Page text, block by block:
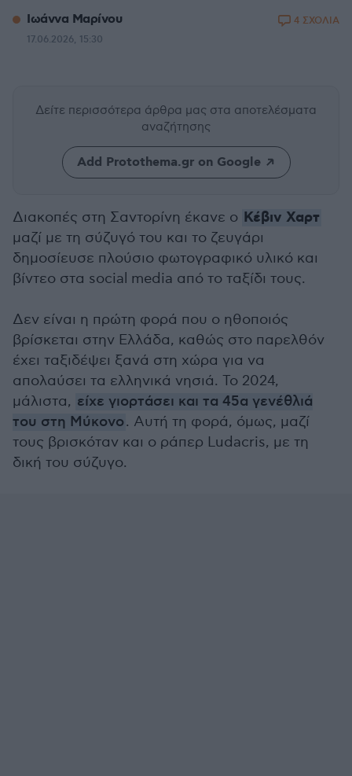
Ιωάννα Μαρίνου
17.06.2026, 15:30
4 ΣΧΟΛΙΑ
Δείτε περισσότερα άρθρα μας στα αποτελέσματα
αναζήτησης
Add Protothema.gr on Google
Διακοπές στη Σαντορίνη έκανε ο Κέβιν Χαρτ
μαζί με τη σύζυγό του και το ζευγάρι
δημοσίευσε πλούσιο φωτογραφικό υλικό και
βίντεο στα social media από το ταξίδι τους.
Δεν είναι η πρώτη φορά που ο ηθοποιός
βρίσκεται στην Ελλάδα, καθώς στο παρελθόν
έχει ταξιδέψει ξανά στη χώρα για να
απολαύσει τα ελληνικά νησιά. Το 2024,
μάλιστα, είχε γιορτάσει και τα 45α γενέθλιά
του στη Μύκονο. Αυτή τη φορά, όμως, μαζί
τους βρισκόταν και ο ράπερ Ludacris, με τη
δική του σύζυγο.